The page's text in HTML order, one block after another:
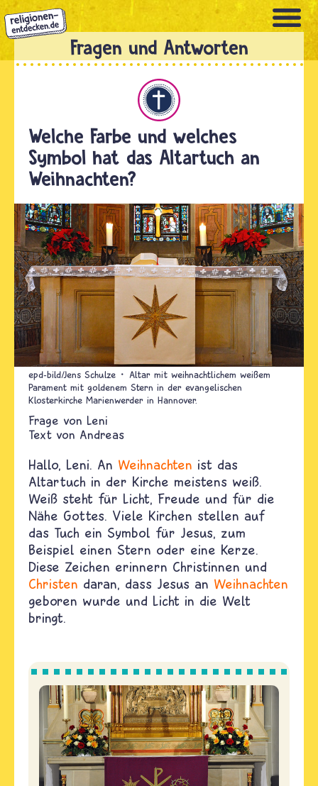
Direkt
zum
Inhalt
Welche Farbe und welches
Symbol hat das Altartuch an
Weihnachten?
epd-bild/Jens Schulze
Altar mit weihnachtlichem weißem
Parament mit goldenem Stern in der evangelischen
Klosterkirche Marienwerder in Hannover.
Leni
Text von Andreas
Hallo, Leni. An Weihnachten ist das
Altartuch in der Kirche meistens weiß.
Weiß steht für Licht, Freude und für die
Nähe Gottes. Viele Kirchen stellen auf
das Tuch ein Symbol für Jesus, zum
Beispiel einen Stern oder eine Kerze.
Diese Zeichen erinnern Christinnen und
Christen daran, dass Jesus an Weihnachten
geboren wurde und Licht in die Welt
bringt.